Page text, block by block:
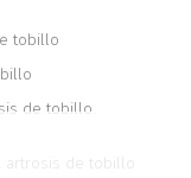
tobillo
de tobillo.
artrosis de tobillo